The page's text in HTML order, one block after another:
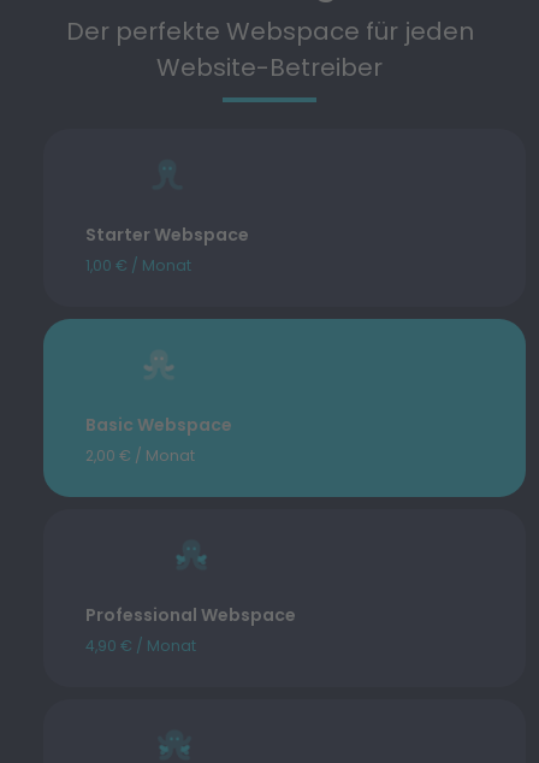
Der perfekte Webspace für jeden
Website-Betreiber
Starter Webspace
1,00 € / Monat
Basic Webspace
2,00 € / Monat
Professional Webspace
4,90 € / Monat